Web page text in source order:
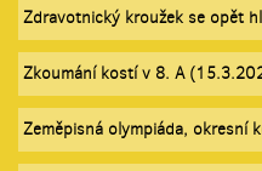
Zdravotnický kroužek se opět
Zkoumání kostí v 8. A
Zeměpisná olympiáda,